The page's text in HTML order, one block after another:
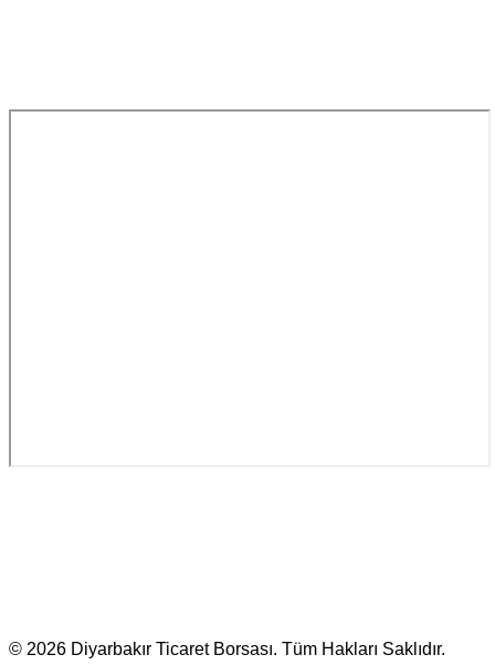
© 2026 Diyarbakır Ticaret Borsası. Tüm Hakları Saklıdır.